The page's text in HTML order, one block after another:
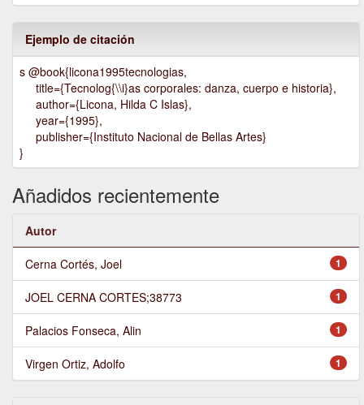
Ejemplo de citación
s @book{licona1995tecnologias,
title={Tecnolog{\\i}as corporales: danza, cuerpo e historia},
author={Licona, Hilda C Islas},
year={1995},
publisher={Instituto Nacional de Bellas Artes}
}
Añadidos recientemente
Autor
1
Cerna Cortés, Joel
1
JOEL CERNA CORTES;38773
1
Palacios Fonseca, Alin
1
Virgen Ortiz, Adolfo